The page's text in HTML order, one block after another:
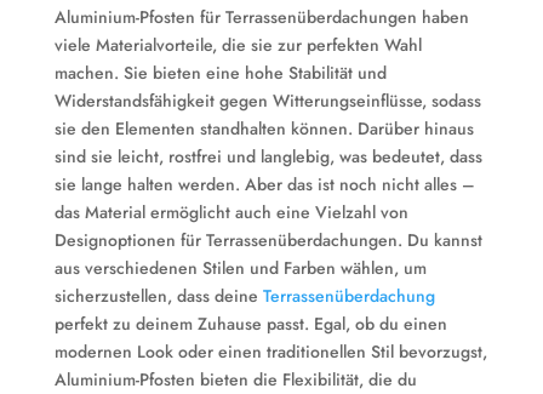
Aluminium-Pfosten für Terrassenüberdachungen haben
viele Materialvorteile, die sie zur perfekten Wahl
machen. Sie bieten eine hohe Stabilität und
Widerstandsfähigkeit gegen Witterungseinflüsse, sodass
sie den Elementen standhalten können. Darüber hinaus
sind sie leicht, rostfrei und langlebig, was bedeutet, dass
sie lange halten werden. Aber das ist noch nicht alles –
das Material ermöglicht auch eine Vielzahl von
Designoptionen für Terrassenüberdachungen. Du kannst
aus verschiedenen Stilen und Farben wählen, um
sicherzustellen, dass deine Terrassenüberdachung
perfekt zu deinem Zuhause passt. Egal, ob du einen
modernen Look oder einen traditionellen Stil bevorzugst,
Aluminium-Pfosten bieten die Flexibilität, die du